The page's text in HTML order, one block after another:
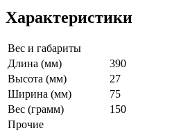
Характеристики
Вес и габариты
Длина (мм)
390
Высота (мм)
27
Ширина (мм)
75
Вес (грамм)
150
Прочие